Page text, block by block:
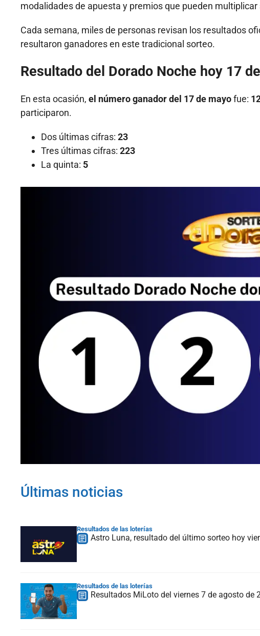
modalidades de apuesta y premios que pueden
Cada semana, miles de personas revisan los resultados
resultaron ganadores en este tradicional sorteo.
Resultado del Dorado Noche hoy 17
En esta ocasión, el número ganador del 17 de mayofue:
participaron.
Dos últimas cifras: 23
Tres últimas cifras: 223
La quinta: 5
Últimas noticias
Resultados de las loterías
Astro Luna, resultado del último sorteo hoy
Resultados de las loterías
Resultados MiLoto del viernes 7 de agosto